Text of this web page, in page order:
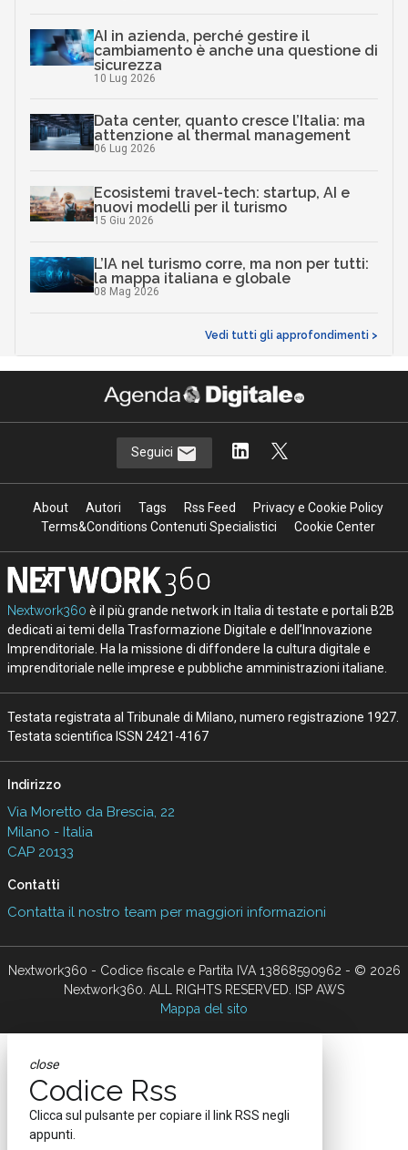
AI in azienda, perché gestire il
cambiamento è anche una questione di
sicurezza
10 Lug 2026
Data center, quanto cresce l’Italia: ma
attenzione al thermal management
06 Lug 2026
Ecosistemi travel-tech: startup, AI e
nuovi modelli per il turismo
15 Giu 2026
L’IA nel turismo corre, ma non per tutti:
la mappa italiana e globale
08 Mag 2026
Vedi tutti gli approfondimenti >
Seguici
About Autori Tags Rss Feed
Privacy e Cookie Policy
Terms&Conditions Contenuti Specialistici
Cookie Center
Nextwork360 è il più grande network in Italia di testate e portali B2B
dedicati ai temi della Trasformazione Digitale e dell’Innovazione
Imprenditoriale. Ha la missione di diffondere la cultura digitale e
imprenditoriale nelle imprese e pubbliche amministrazioni italiane.
Testata registrata al Tribunale di Milano, numero registrazione 1927.
Testata scientifica ISSN 2421-4167
Indirizzo
Via Moretto da Brescia, 22
Milano - Italia
CAP 20133
Contatti
Contatta il nostro team per maggiori informazioni
Nextwork360 - Codice fiscale e Partita IVA 13868590962 - © 2026
Nextwork360. ALL RIGHTS RESERVED. ISP AWS
Mappa del sito
close
Codice Rss
Clicca sul pulsante per copiare il link RSS negli
appunti.